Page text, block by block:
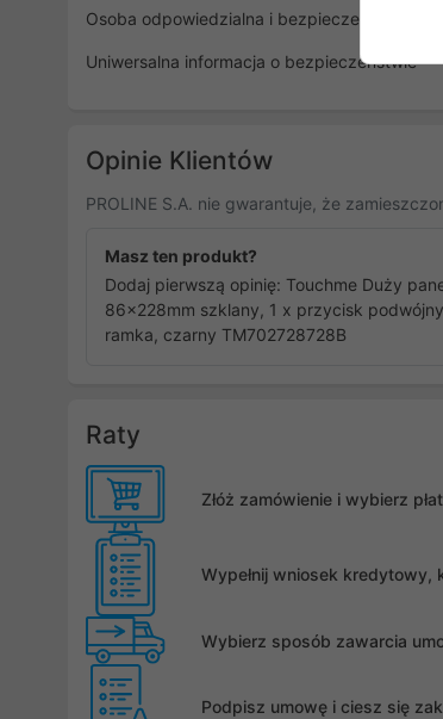
Osoba odpowiedzialna i bezpieczeństwo
Uniwersalna informacja o bezpieczeństwie
Opinie Klientów
PROLINE S.A. nie gwarantuje, że
Masz ten produkt?
Dodaj pierwszą opinię: Touchme Duży
86x228mm szklany, 1 x przycisk
ramka, czarny TM702728728B
Raty
Złóż zamówienie i wybierz
Wypełnij wniosek kredytowy,
Wybierz sposób zawarcia
Podpisz umowę i ciesz się